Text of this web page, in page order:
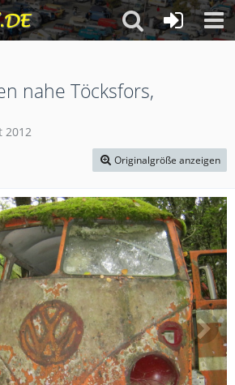
nahe Töcksfors,
2012
Originalgröße anzeigen